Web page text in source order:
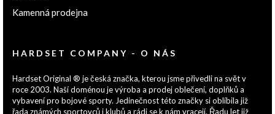
Kamenná prodejna
HARDSET COMPANY - O NÁS
Hardset Original ® je česká značka, kterou jsme přivedli na svět v
roce 2003. Naší doménou je výroba a prodej oblečení, doplňků a
vybavení pro bojové sporty. Jedinečnost této značky si oblíbila již
řada známých sportovců i klubů a rádi se k nám vracejí. Řadu let již